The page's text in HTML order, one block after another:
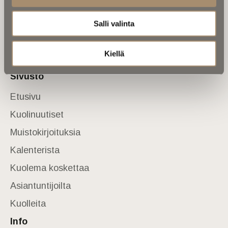
Salli valinta
Kiellä
valtakunnallinen mediabrändi. Julkaisemme uusimmat
kuolinuutiset ja kuolintiedot.
Tietoa meistä
Yhteystiedot
Sivusto
Etusivu
Kuolinuutiset
Muistokirjoituksia
Kalenterista
Kuolema koskettaa
Asiantuntijoilta
Kuolleita
Info